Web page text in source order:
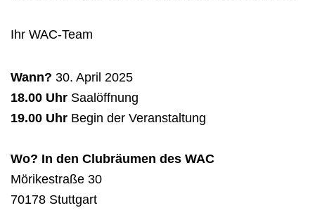
Ihr WAC-Team
Wann? 30. April 2025
18.00 Uhr Saalöffnung
19.00 Uhr Begin der Veranstaltung
Wo? In den Clubräumen des WAC
Mörikestraße 30
70178 Stuttgart